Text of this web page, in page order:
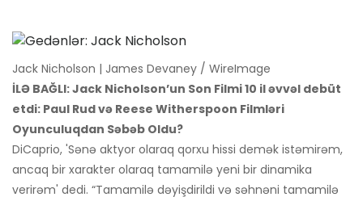
Jack Nicholson | James Devaney / WireImage
İLƏ BAĞLI: Jack Nicholson’un Son Filmi 10 il əvvəl debüt
etdi: Paul Rud və Reese Witherspoon Filmləri
Oyunculuqdan Səbəb Oldu?
DiCaprio, 'Sənə aktyor olaraq qorxu hissi demək istəmirəm,
ancaq bir xarakter olaraq tamamilə yeni bir dinamika
verirəm' dedi. “Tamamilə dəyişdirildi və səhnəni tamamilə